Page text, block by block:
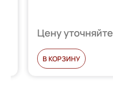
Цену уточняйте
В КОРЗИНУ